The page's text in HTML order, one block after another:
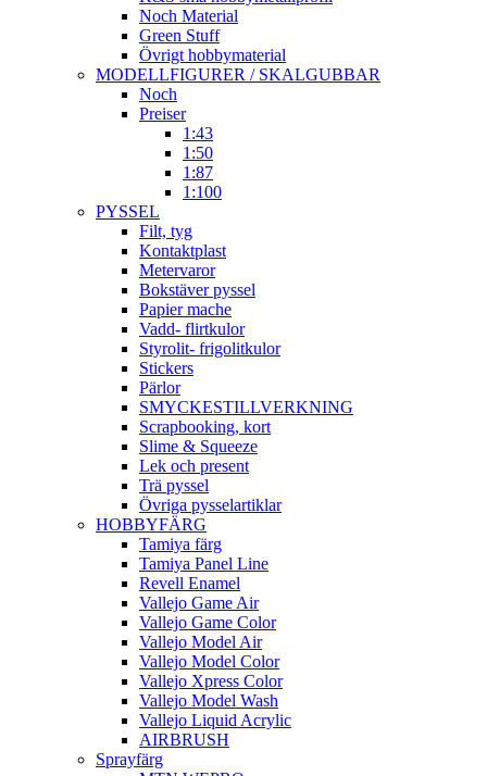
Noch Material
Green Stuff
Övrigt hobbymaterial
MODELLFIGURER / SKALGUBBAR
Noch
Preiser
1:43
1:50
1:87
1:100
PYSSEL
Filt, tyg
Kontaktplast
Metervaror
Bokstäver pyssel
Papier mache
Vadd- flirtkulor
Styrolit- frigolitkulor
Stickers
Pärlor
SMYCKESTILLVERKNING
Scrapbooking, kort
Slime & Squeeze
Lek och present
Trä pyssel
Övriga pysselartiklar
HOBBYFÄRG
Tamiya färg
Tamiya Panel Line
Revell Enamel
Vallejo Game Air
Vallejo Game Color
Vallejo Model Air
Vallejo Model Color
Vallejo Xpress Color
Vallejo Model Wash
Vallejo Liquid Acrylic
AIRBRUSH
Sprayfärg